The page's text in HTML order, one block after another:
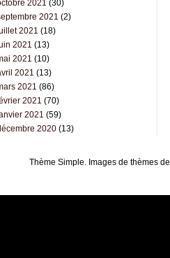
2021 (30)
2021 (2)
2021 (18)
2021 (13)
2021 (10)
2021 (13)
2021 (86)
2021 (70)
2021 (59)
2020(13)
Thème Simple. Images de thèmes de